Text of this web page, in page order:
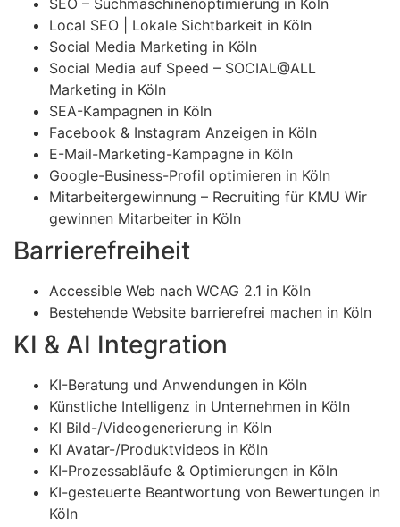
SEO – Suchmaschinenoptimierung in Köln
Local SEO | Lokale Sichtbarkeit in Köln
Social Media Marketing in Köln
Social Media auf Speed – SOCIAL@ALL
Marketing in Köln
SEA-Kampagnen in Köln
Facebook & Instagram Anzeigen in Köln
E-Mail-Marketing-Kampagne in Köln
Google-Business-Profil optimieren in Köln
Mitarbeitergewinnung – Recruiting für KMU Wir
gewinnen Mitarbeiter in Köln
Barrierefreiheit
Accessible Web nach WCAG 2.1 in Köln
Bestehende Website barrierefrei machen in Köln
KI & AI Integration
KI-Beratung und Anwendungen in Köln
Künstliche Intelligenz in Unternehmen in Köln
KI Bild-/Videogenerierung in Köln
KI Avatar-/Produktvideos in Köln
KI-Prozessabläufe & Optimierungen in Köln
KI-gesteuerte Beantwortung von Bewertungen in
Köln